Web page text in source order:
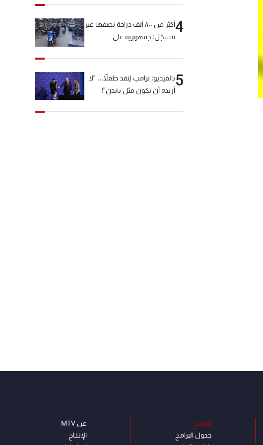
4
أكثر من ٨٠٠ ألف دراجة نصفها غير
مسجّل: جمهورية على
5بالفيديو: ترامب يُنقذ طفلاً... "لا
أريده أن يكون مثل بايدن"!
البرامج
جدول البرامج
عن MTV
الإنـتـاج